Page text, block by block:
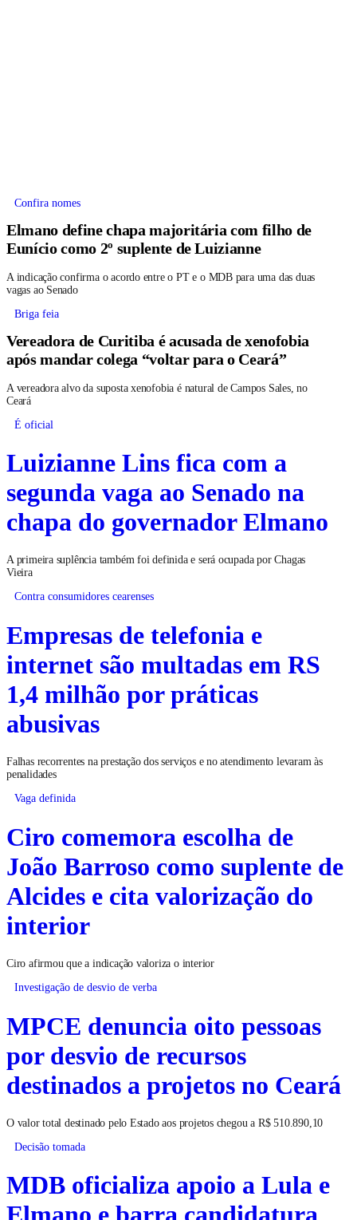
Confira nomes
Elmano define chapa majoritária com filho de
Eunício como 2º suplente de Luizianne
A indicação confirma o acordo entre o PT e o MDB para uma das duas
vagas ao Senado
Briga feia
Vereadora de Curitiba é acusada de xenofobia
após mandar colega “voltar para o Ceará”
A vereadora alvo da suposta xenofobia é natural de Campos Sales, no
Ceará
É oficial
Luizianne Lins fica com a
segunda vaga ao Senado na
chapa do governador Elmano
A primeira suplência também foi definida e será ocupada por Chagas
Vieira
Contra consumidores cearenses
Empresas de telefonia e
internet são multadas em RS
1,4 milhão por práticas
abusivas
Falhas recorrentes na prestação dos serviços e no atendimento levaram às
penalidades
Vaga definida
Ciro comemora escolha de
João Barroso como suplente de
Alcides e cita valorização do
interior
Ciro afirmou que a indicação valoriza o interior
Investigação de desvio de verba
MPCE denuncia oito pessoas
por desvio de recursos
destinados a projetos no Ceará
O valor total destinado pelo Estado aos projetos chegou a R$ 510.890,10
Decisão tomada
MDB oficializa apoio a Lula e